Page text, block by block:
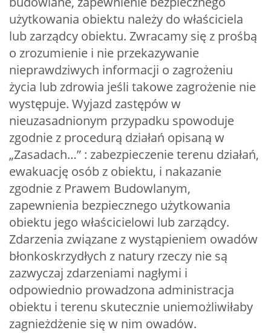
użytkowania obiektu należy do właściciela
lub zarządcy obiektu. Zwracamy się z prośbą
o zrozumienie i nie przekazywanie
nieprawdziwych informacji o zagrożeniu
życia lub zdrowia jeśli takowe zagrożenie nie
występuje. Wyjazd zastępów w
nieuzasadnionym przypadku spowoduje
zgodnie z procedurą działań opisaną w
„Zasadach…” : zabezpieczenie terenu działań,
ewakuację osób z obiektu, i nakazanie
zgodnie z Prawem Budowlanym,
zapewnienia bezpiecznego użytkowania
obiektu jego właścicielowi lub zarządcy.
Zdarzenia związane z wystąpieniem owadów
błonkoskrzydłych z natury rzeczy nie są
zazwyczaj zdarzeniami nagłymi i
odpowiednio prowadzona administracja
obiektu i terenu skutecznie uniemożliwiłaby
zagnieżdżenie się w nim owadów.